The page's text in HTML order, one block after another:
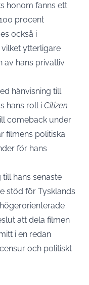
honom fanns ett
procent
också i
vilket ytterligare
av hans privatliv
hänvisning till
hans roll i Citizen
comeback under
filmens politiska
för hans
hans senaste
stöd för Tysklands
att dela filmen
i en redan
och politiskt